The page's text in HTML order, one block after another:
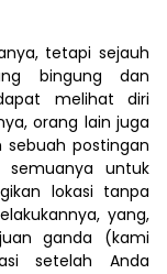
tetapi sejauh
bingung dan
melihat diri
orang lain juga
sebuah postingan
semuanya untuk
lokasi tanpa
yang,
ganda (kami
setelah Anda